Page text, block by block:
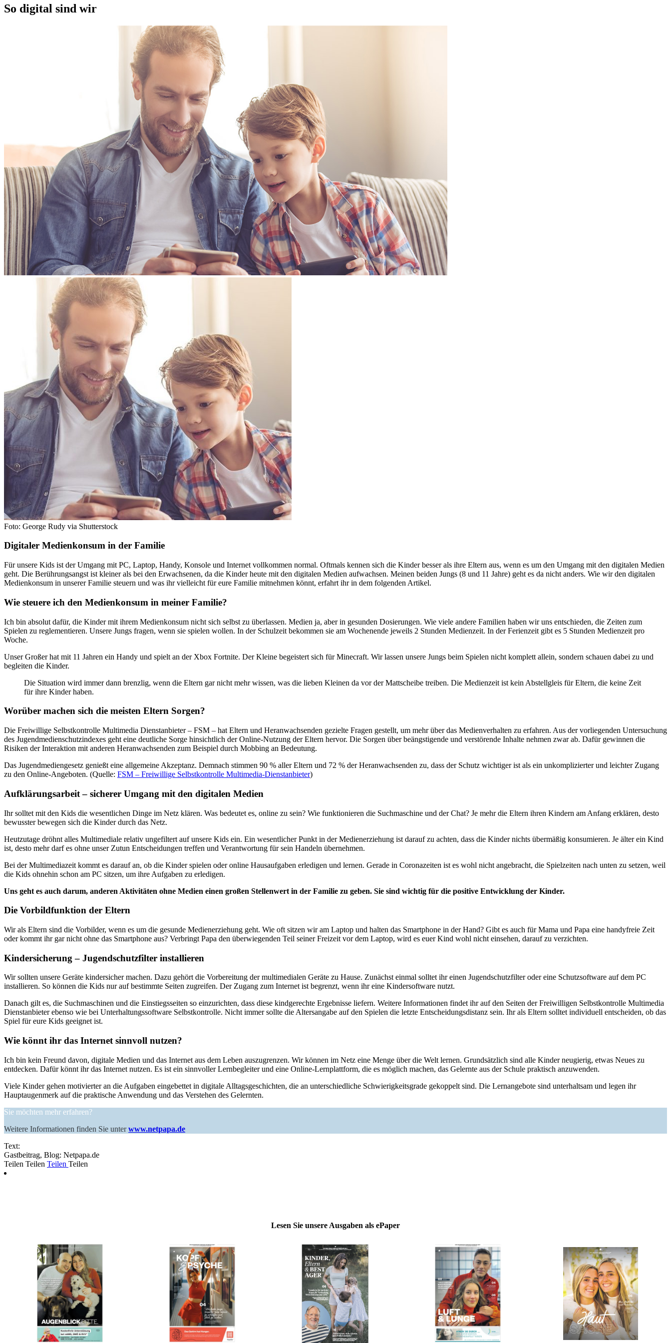
So digital sind wir
Foto: George Rudy via Shutterstock
Digitaler Medienkonsum in der Familie
Für unsere Kids ist der Umgang mit PC, Laptop, Handy, Konsole und Internet vollkommen normal. Oftmals kennen sich die Kinder besser als ihre Eltern aus, wenn es um den Umgang mit den digitalen Medien
geht. Die Berührungsangst ist kleiner als bei den Erwachsenen, da die Kinder heute mit den digitalen Medien aufwachsen. Meinen beiden Jungs (8 und 11 Jahre) geht es da nicht anders. Wie wir den digitalen
Medienkonsum in unserer Familie steuern und was ihr vielleicht für eure Familie mitnehmen könnt, erfahrt ihr in dem folgenden Artikel.
Wie steuere ich den Medienkonsum in meiner Familie?
Ich bin absolut dafür, die Kinder mit ihrem Medienkonsum nicht sich selbst zu überlassen. Medien ja, aber in gesunden Dosierungen. Wie viele andere Familien haben wir uns entschieden, die Zeiten zum
Spielen zu reglementieren. Unsere Jungs fragen, wenn sie spielen wollen. In der Schulzeit bekommen sie am Wochenende jeweils 2 Stunden Medienzeit. In der Ferienzeit gibt es 5 Stunden Medienzeit pro
Woche.
Unser Großer hat mit 11 Jahren ein Handy und spielt an der Xbox Fortnite. Der Kleine begeistert sich für Minecraft. Wir lassen unsere Jungs beim Spielen nicht komplett allein, sondern schauen dabei zu und
begleiten die Kinder.
Die Situation wird immer dann brenzlig, wenn die Eltern gar nicht mehr wissen, was die lieben Kleinen da vor der Mattscheibe treiben. Die Medienzeit ist kein Abstellgleis für Eltern, die keine Zeit
für ihre Kinder haben.
Worüber machen sich die meisten Eltern Sorgen?
Die Freiwillige Selbstkontrolle Multimedia Dienstanbieter – FSM – hat Eltern und Heranwachsenden gezielte Fragen gestellt, um mehr über das Medienverhalten zu erfahren. Aus der vorliegenden Untersuchung
des Jugendmedienschutzindexes geht eine deutliche Sorge hinsichtlich der Online-Nutzung der Eltern hervor. Die Sorgen über beängstigende und verstörende Inhalte nehmen zwar ab. Dafür gewinnen die
Risiken der Interaktion mit anderen Heranwachsenden zum Beispiel durch Mobbing an Bedeutung.
Das Jugendmediengesetz genießt eine allgemeine Akzeptanz. Demnach stimmen 90 % aller Eltern und 72 % der Heranwachsenden zu, dass der Schutz wichtiger ist als ein unkomplizierter und leichter Zugang
zu den Online-Angeboten. (Quelle: FSM – Freiwillige Selbstkontrolle Multimedia-Dienstanbieter)
Aufklärungsarbeit – sicherer Umgang mit den digitalen Medien
Ihr solltet mit den Kids die wesentlichen Dinge im Netz klären. Was bedeutet es, online zu sein? Wie funktionieren die Suchmaschine und der Chat? Je mehr die Eltern ihren Kindern am Anfang erklären, desto
bewusster bewegen sich die Kinder durch das Netz.
Heutzutage dröhnt alles Multimediale relativ ungefiltert auf unsere Kids ein. Ein wesentlicher Punkt in der Medienerziehung ist darauf zu achten, dass die Kinder nichts übermäßig konsumieren. Je älter ein Kind
ist, desto mehr darf es ohne unser Zutun Entscheidungen treffen und Verantwortung für sein Handeln übernehmen.
Bei der Multimediazeit kommt es darauf an, ob die Kinder spielen oder online Hausaufgaben erledigen und lernen. Gerade in Coronazeiten ist es wohl nicht angebracht, die Spielzeiten nach unten zu setzen, weil
die Kids ohnehin schon am PC sitzen, um ihre Aufgaben zu erledigen.
Uns geht es auch darum, anderen Aktivitäten ohne Medien einen großen Stellenwert in der Familie zu geben. Sie sind wichtig für die positive Entwicklung der Kinder.
Die Vorbildfunktion der Eltern
Wir als Eltern sind die Vorbilder, wenn es um die gesunde Medienerziehung geht. Wie oft sitzen wir am Laptop und halten das Smartphone in der Hand? Gibt es auch für Mama und Papa eine handyfreie Zeit
oder kommt ihr gar nicht ohne das Smartphone aus? Verbringt Papa den überwiegenden Teil seiner Freizeit vor dem Laptop, wird es euer Kind wohl nicht einsehen, darauf zu verzichten.
Kindersicherung – Jugendschutzfilter installieren
Wir sollten unsere Geräte kindersicher machen. Dazu gehört die Vorbereitung der multimedialen Geräte zu Hause. Zunächst einmal solltet ihr einen Jugendschutzfilter oder eine Schutzsoftware auf dem PC
installieren. So können die Kids nur auf bestimmte Seiten zugreifen. Der Zugang zum Internet ist begrenzt, wenn ihr eine Kindersoftware nutzt.
Danach gilt es, die Suchmaschinen und die Einstiegsseiten so einzurichten, dass diese kindgerechte Ergebnisse liefern. Weitere Informationen findet ihr auf den Seiten der Freiwilligen Selbstkontrolle Multimedia
Dienstanbieter ebenso wie bei Unterhaltungssoftware Selbstkontrolle. Nicht immer sollte die Altersangabe auf den Spielen die letzte Entscheidungsdistanz sein. Ihr als Eltern solltet individuell entscheiden, ob das
Spiel für eure Kids geeignet ist.
Wie könnt ihr das Internet sinnvoll nutzen?
Ich bin kein Freund davon, digitale Medien und das Internet aus dem Leben auszugrenzen. Wir können im Netz eine Menge über die Welt lernen. Grundsätzlich sind alle Kinder neugierig, etwas Neues zu
entdecken. Dafür könnt ihr das Internet nutzen. Es ist ein sinnvoller Lernbegleiter und eine Online-Lernplattform, die es möglich machen, das Gelernte aus der Schule praktisch anzuwenden.
Viele Kinder gehen motivierter an die Aufgaben eingebettet in digitale Alltagsgeschichten, die an unterschiedliche Schwierigkeitsgrade gekoppelt sind. Die Lernangebote sind unterhaltsam und legen ihr
Hauptaugenmerk auf die praktische Anwendung und das Verstehen des Gelernten.
Sie möchten mehr erfahren?
Weitere Informationen finden Sie unterwww.netpapa.de
Text:
Gastbeitrag, Blog: Netpapa.de
Teilen Teilen Teilen Teilen
Lesen Sie unsere Ausgaben als ePaper